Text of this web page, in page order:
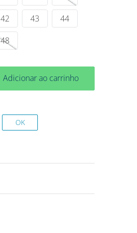
42 43
44
48
Adicionar ao carrinho